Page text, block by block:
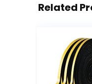
Related